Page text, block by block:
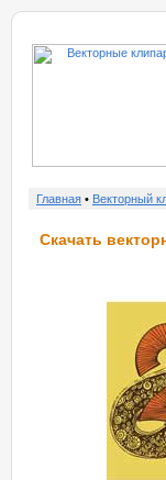
Главная • Векторный
Скачать